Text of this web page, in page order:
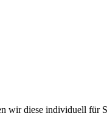
wir diese individuell für